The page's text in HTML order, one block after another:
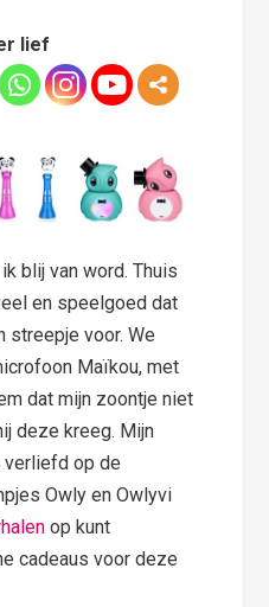
lief
blij van word. Thuis
en speelgoed dat
streepje voor. We
Maïkou, met
dat mijn zoontje niet
deze kreeg. Mijn
verliefd op de
Owly en Owlyvi
op kunt
cadeaus voor deze